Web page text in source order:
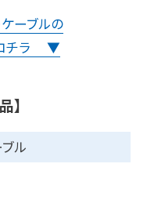
ーブルの
コチラ ▼
】
ル